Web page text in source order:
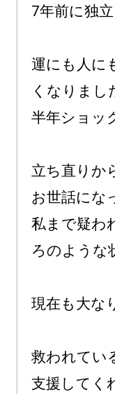
7年前に独
運にも人に
くなりまし
半年ショッ
立ち直りか
お世話にな
私まで疑わ
ろのような
現在も大な
救われてい
支援してく